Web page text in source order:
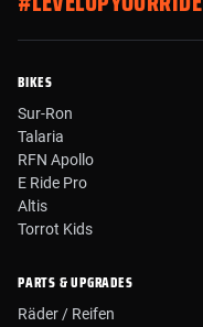
BIKES
Sur-Ron
Talaria
RFN Apollo
E Ride Pro
Altis
Torrot Kids
PARTS & UPGRADES
Räder / Reifen